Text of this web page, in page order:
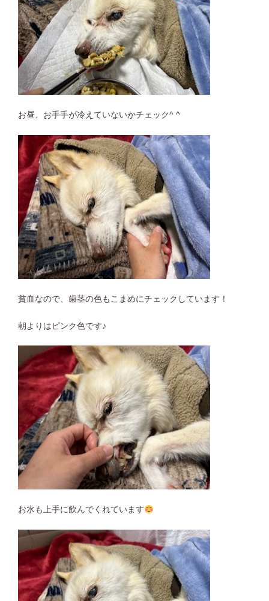
お昼、お手手が冷えていないかチェック^ ^
貧血なので、歯茎の色もこまめにチェックしています！
朝よりはピンク色です♪
お水も上手に飲んでくれています